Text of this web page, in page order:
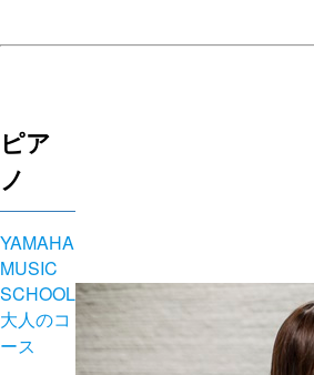
ピア
ノ
YAMAHA
MUSIC
SCHOOL
大人のコ
ース